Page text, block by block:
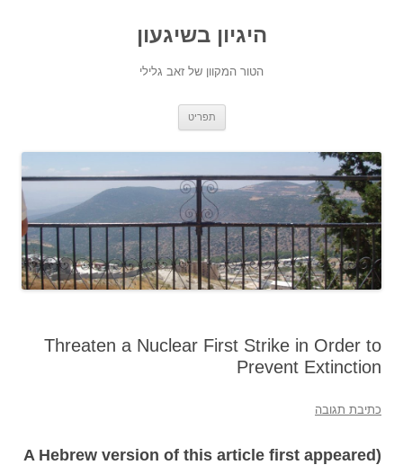
היגיון בשיגעון
הטור המקוון של זאב גלילי
תפריט
Threaten a Nuclear First Strike in Order to
Prevent Extinction
כתיבת תגובה
(A Hebrew version of this article first appeared